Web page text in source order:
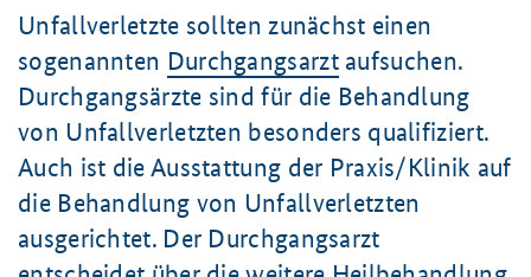
Unfallverletzte sollten zunächst einen
sogenannten Durchgangsarztaufsuchen.
Durchgangsärzte sind für die Behandlung
von Unfallverletzten besonders qualifiziert.
Auch ist die Ausstattung der Praxis/Klinik auf
die Behandlung von Unfallverletzten
ausgerichtet. Der Durchgangsarzt